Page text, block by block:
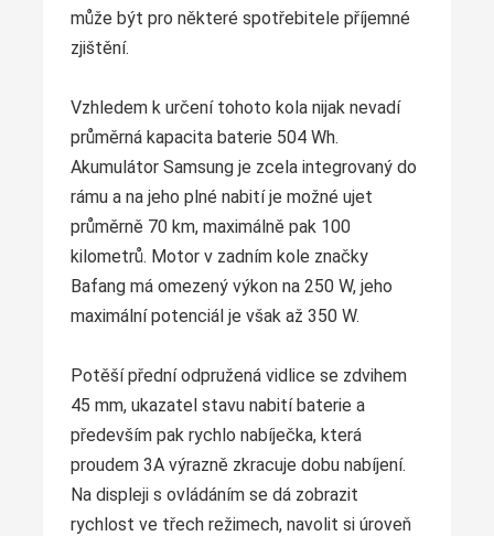
může být pro některé spotřebitele příjemné
zjištění.
Vzhledem k určení tohoto kola nijak nevadí
průměrná kapacita baterie 504 Wh.
Akumulátor Samsung je zcela integrovaný do
rámu a na jeho plné nabití je možné ujet
průměrně 70 km, maximálně pak 100
kilometrů. Motor v zadním kole značky
Bafang má omezený výkon na 250 W, jeho
maximální potenciál je však až 350 W.
Potěší přední odpružená vidlice se zdvihem
45 mm, ukazatel stavu nabití baterie a
především pak rychlo nabíječka, která
proudem 3A výrazně zkracuje dobu nabíjení.
Na displeji s ovládáním se dá zobrazit
rychlost ve třech režimech, navolit si úroveň